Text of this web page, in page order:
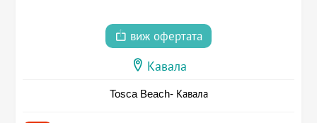
виж офертата
Кавала
Tosca Beach- Кавала